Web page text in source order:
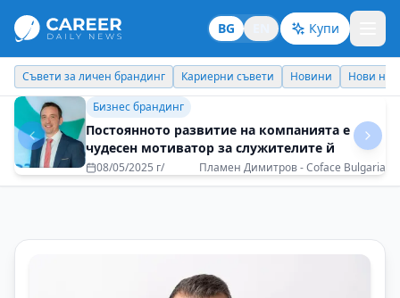
BG Купи
Кариерни съвети Новини Нови назначения Днес празнува
Бизнес брандинг
Печелиш повече, когато помагаш на
другите да печелят
08/05/2025 г/ Светлана Проданова - BNI Bulgaria